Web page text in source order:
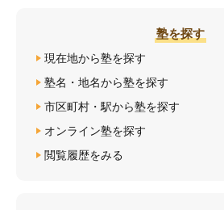
塾を探す
現在地から塾を探す
塾名・地名から塾を探す
市区町村・駅から塾を探す
オンライン塾を探す
閲覧履歴をみる